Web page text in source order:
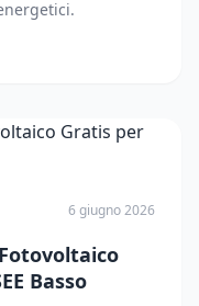
6 giugno 2026
Basso